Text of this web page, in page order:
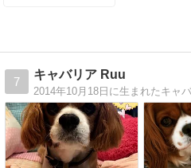
7
キャバリア Ruu